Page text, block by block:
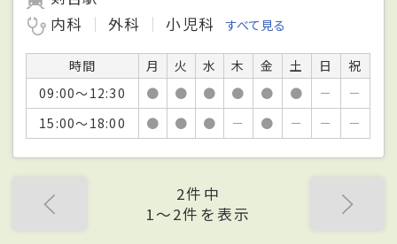
内科
外科 小児科 すべて見る
時間 月 火 水 木 金 土 日
祝
09:00～12:30
● ● ● ● ● ● －
－
15:00～18:00
● ● ● － ● － － －
2件中
1〜2件を表示